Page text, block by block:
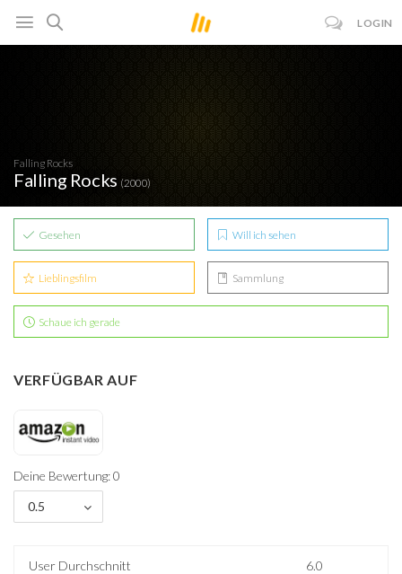
LOGIN
Falling Rocks
Falling Rocks (2000)
Gesehen Will ich sehen
Lieblingsfilm Sammlung
Schaue ich gerade
VERFÜGBAR AUF
Deine Bewertung: 0
0.5
User Durchschnitt 6.0